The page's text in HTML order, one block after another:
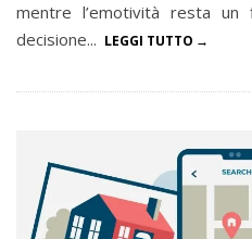
mentre l’emotività resta
decisione... LEGGI TUTTO